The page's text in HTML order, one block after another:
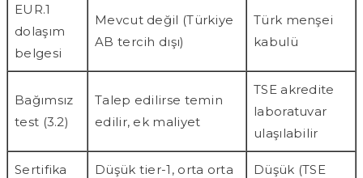
EUR.1
dolaşım
belgesi
Mevcut değil (Türkiye
AB tercih dışı)
Türk menşei
kabulü
Bağımsız
test (3.2)
Talep edilirse temin
edilir, ek maliyet
TSE akredite
laboratuvar
ulaşılabilir
Sertifika
Düşük tier-1, orta orta
Düşük (TSE